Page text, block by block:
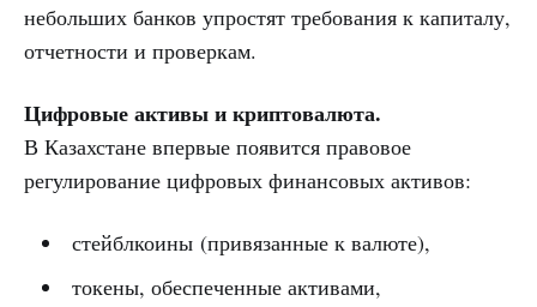
небольших банков упростят требования к капиталу,
отчетности и проверкам.
Цифровые активы и криптовалюта.
В Казахстане впервые появится правовое
регулирование цифровых финансовых активов:
стейблкоины (привязанные к валюте),
токены, обеспеченные активами,